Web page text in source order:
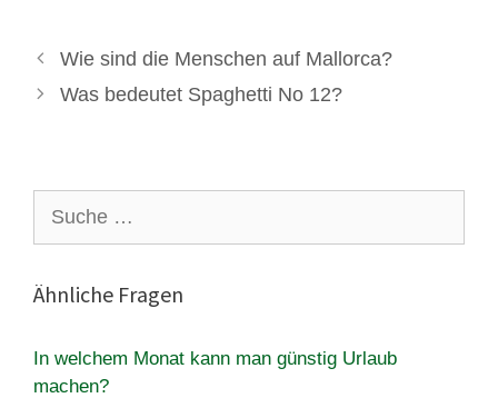
Wie sind die Menschen auf Mallorca?
Was bedeutet Spaghetti No 12?
nach:
Ähnliche Fragen
In welchem Monat kann man günstig Urlaub
machen?